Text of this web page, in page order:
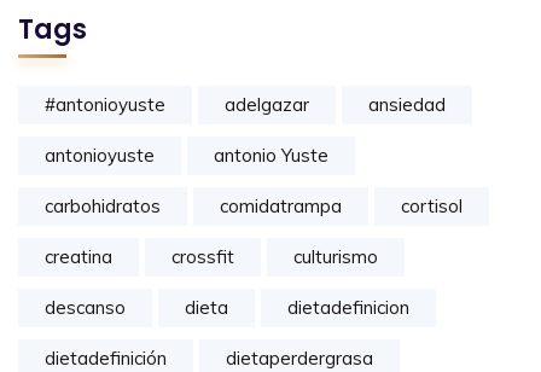
Tags
#antonioyuste adelgazar ansiedad
antonioyuste antonio Yuste
carbohidratos comidatrampa cortisol
creatina crossfit culturismo
descanso dieta dietadefinicion
dietadefinición dietaperdergrasa